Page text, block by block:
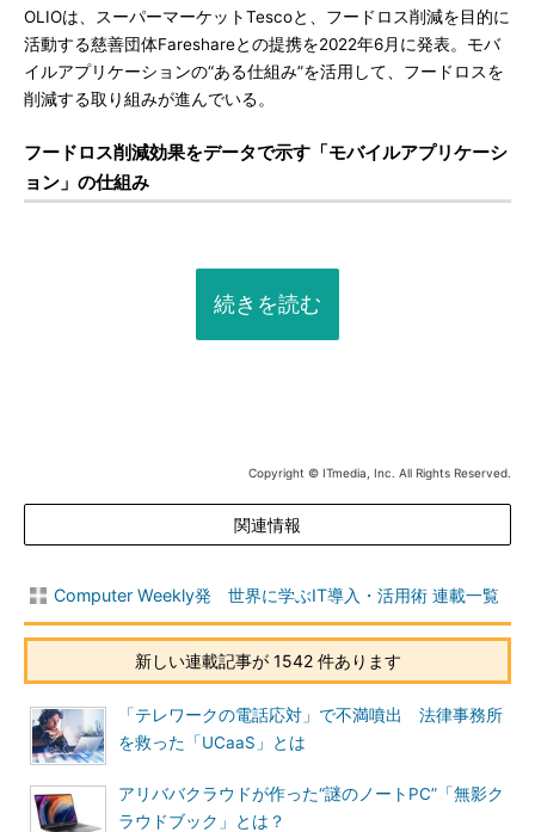
OLIOは、スーパーマーケットTescoと、フードロス削減を目的に
活動する慈善団体Fareshareとの提携を2022年6月に発表。モバ
イルアプリケーションの“ある仕組み”を活用して、フードロスを
削減する取り組みが進んでいる。
フードロス削減効果をデータで示す「モバイルアプリケーシ
ョン」の仕組み
続きを読む
Copyright © ITmedia, Inc. All Rights Reserved.
関連情報
Computer Weekly発 世界に学ぶIT導入・活用術 連載一覧
新しい連載記事が 1542 件あります
「テレワークの電話応対」で不満噴出 法律事務所
を救った「UCaaS」とは
アリババクラウドが作った“謎のノートPC”「無影ク
ラウドブック」とは？